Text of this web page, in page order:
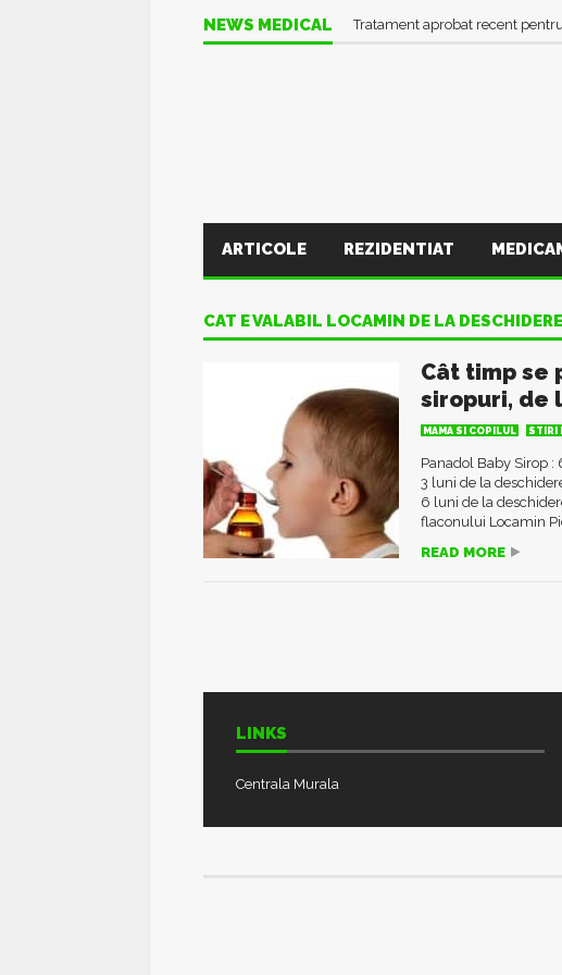
NEWS MEDICAL Tratament aprobat recent
ARTICOLE REZIDENTIAT
CAT E VALABIL LOCAMIN DE LA DESCHIDERE
Cât timp se
siropuri, de
MAMA SI COPILUL STIRI
Panadol Baby Sirop
3 luni de la
6 luni de la
flaconului Locamin
READ MORE
LINKS
Centrala Murala